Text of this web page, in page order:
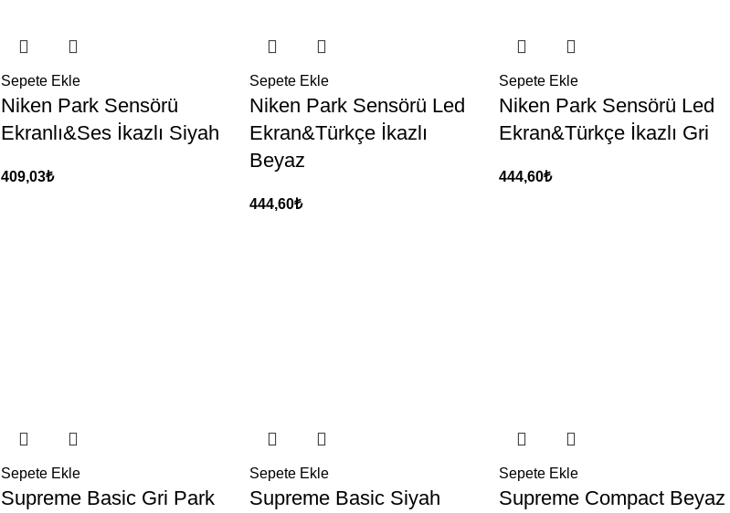
Sepete Ekle
Niken Park Sensörü
Ekranlı&Ses İkazlı Siyah
409,03₺
Sepete Ekle
Niken Park Sensörü Led
Ekran&Türkçe İkazlı
Beyaz
444,60₺
Sepete Ekle
Niken Park Sensörü Led
Ekran&Türkçe İkazlı Gri
444,60₺
Sepete Ekle
Supreme Basic Gri Park
Sepete Ekle
Supreme Basic Siyah
Sepete Ekle
Supreme Compact Beyaz